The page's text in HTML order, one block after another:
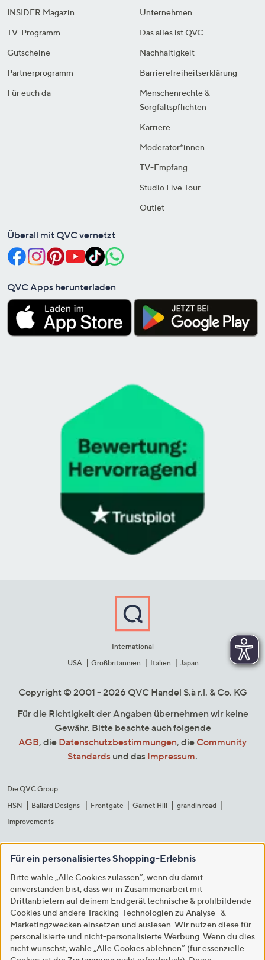
INSIDER Magazin
TV-Programm
Gutscheine
Partnerprogramm
Für euch da
Unternehmen
Das alles ist QVC
Nachhaltigkeit
Barrierefreiheitserklärung
Menschenrechte &
Sorgfaltspflichten
Karriere
Moderator*innen
TV-Empfang
Studio Live Tour
Outlet
Überall mit QVC vernetzt
QVC Apps herunterladen
International
USA
Großbritannien Italien Japan
Copyright © 2001 - 2026 QVC Handel S.à r.l. & Co. KG
Für die Richtigkeit der Angaben übernehmen wir keine
Gewähr. Bitte beachte auch folgende
AGB, die Datenschutzbestimmungen, die Community
Standards und das Impressum.
Die QVC Group
HSN
Ballard Designs Frontgate Garnet Hill
grandin road
Improvements
Für ein personalisiertes Shopping-Erlebnis
Bitte wähle „Alle Cookies zulassen“, wenn du damit
einverstanden bist, dass wir in Zusammenarbeit mit
Drittanbietern auf deinem Endgerät technische & profilbildende
Cookies und andere Tracking-Technologien zu Analyse- &
Marketingzwecken einsetzen und auslesen. Wir nutzen diese für
personalisierte und nicht-personalisierte Werbung. Wenn du dies
nicht wünschst, wähle „Alle Cookies ablehnen“ (für essenzielle